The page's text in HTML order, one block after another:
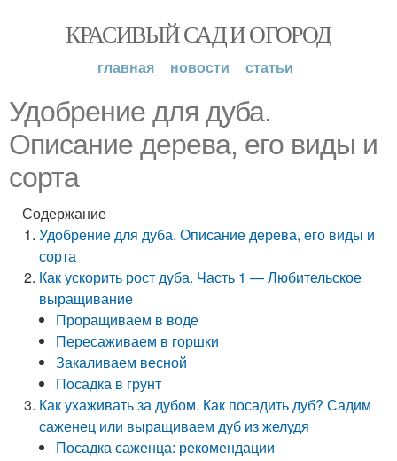
КРАСИВЫЙ САД И ОГОРОД
главная новости статьи
Удобрение для дуба.
Описание дерева, его виды и
сорта
Содержание
Удобрение для дуба. Описание дерева, его виды и
сорта
Как ускорить рост дуба. Часть 1 — Любительское
выращивание
Проращиваем в воде
Пересаживаем в горшки
Закаливаем весной
Посадка в грунт
Как ухаживать за дубом. Как посадить дуб? Садим
саженец или выращиваем дуб из желудя
Посадка саженца: рекомендации